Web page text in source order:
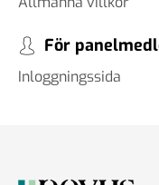
För
Inloggningssida